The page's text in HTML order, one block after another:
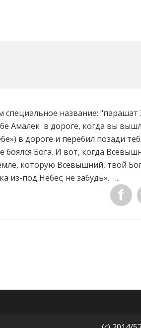
название: "парашат
Амалек в дороге, когда вы
в дороге и перебил позади
Бога. И вот, когда
которую Всевышний, твой
из-под Небес; не забудь». ...